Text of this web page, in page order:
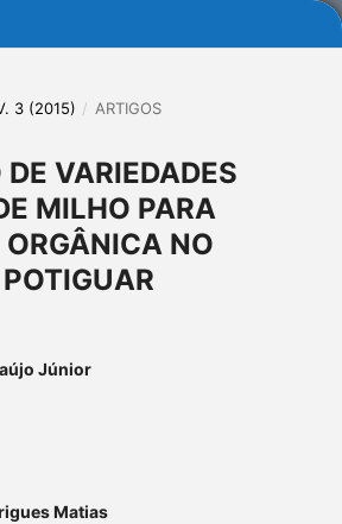
3 (2015) / ARTIGOS
VARIEDADES
MILHO PARA
NO
Júnior
Matias